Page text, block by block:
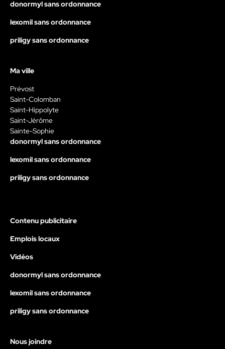
donormyl sans ordonnance
lexomil sans ordonnance
priligy sans ordonnance
Ma ville
Prévost
Saint-Colomban
Saint-Hippolyte
Saint-Jérôme
Sainte-Sophie
donormyl sans ordonnance
lexomil sans ordonnance
priligy sans ordonnance
Contenu publicitaire
Emplois locaux
Vidéos
donormyl sans ordonnance
lexomil sans ordonnance
priligy sans ordonnance
Nous joindre